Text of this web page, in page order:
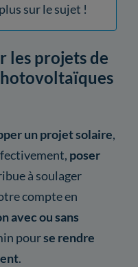
sur le sujet !
les projets de
un projet solaire,
poser
à soulager
compte en
avec ou sans
pourse rendre
.